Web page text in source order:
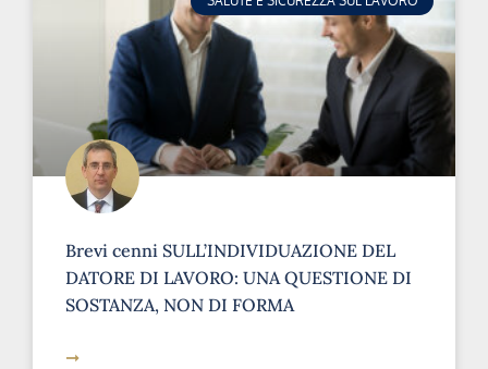
Brevi cenni SULL’INDIVIDUAZIONE DEL
DATORE DI LAVORO: UNA QUESTIONE DI
SOSTANZA, NON DI FORMA
➞